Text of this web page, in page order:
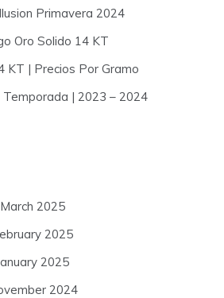
Primavera 2024
Oro Solido 14 KT
KT | Precios Por Gramo
Temporada | 2023 – 2024
March 2025
2025
2025
2024